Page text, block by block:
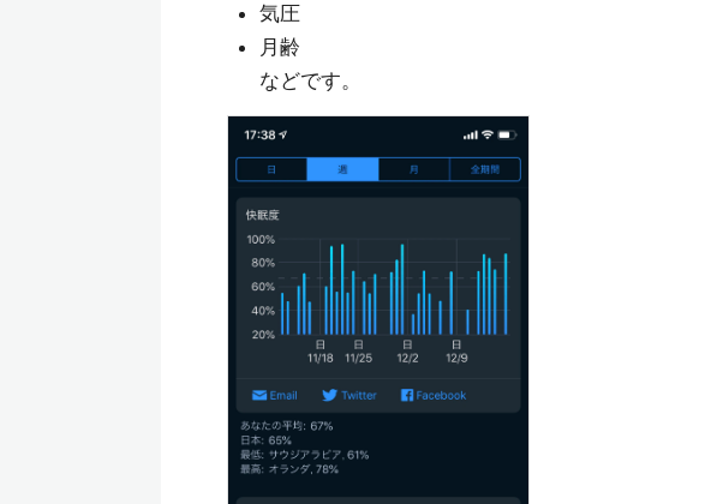
気圧
月齢
などです。